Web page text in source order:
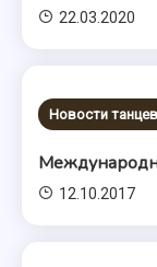
22.03.2020
Новости
12.10.2017